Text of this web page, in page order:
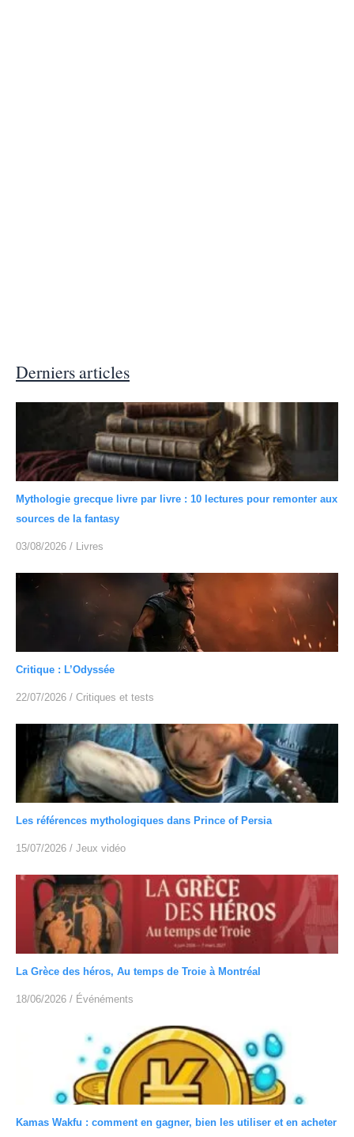
Derniers articles
Mythologie grecque livre par livre : 10 lectures pour remonter aux
sources de la fantasy
03/08/2026 / Livres
Critique : L’Odyssée
22/07/2026 / Critiques et tests
Les références mythologiques dans Prince of Persia
15/07/2026 / Jeux vidéo
La Grèce des héros, Au temps de Troie à Montréal
18/06/2026 / Événéments
Kamas Wakfu : comment en gagner, bien les utiliser et en acheter